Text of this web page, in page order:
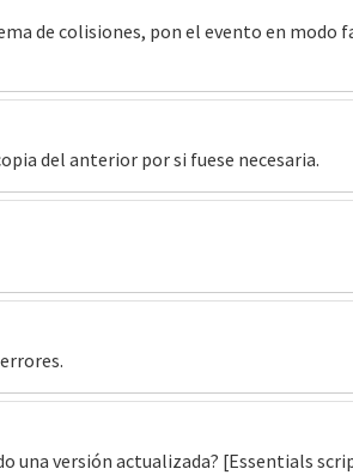
de colisiones, pon el evento en modo
del anterior por si fuese necesaria.
una versión actualizada? [Essentials